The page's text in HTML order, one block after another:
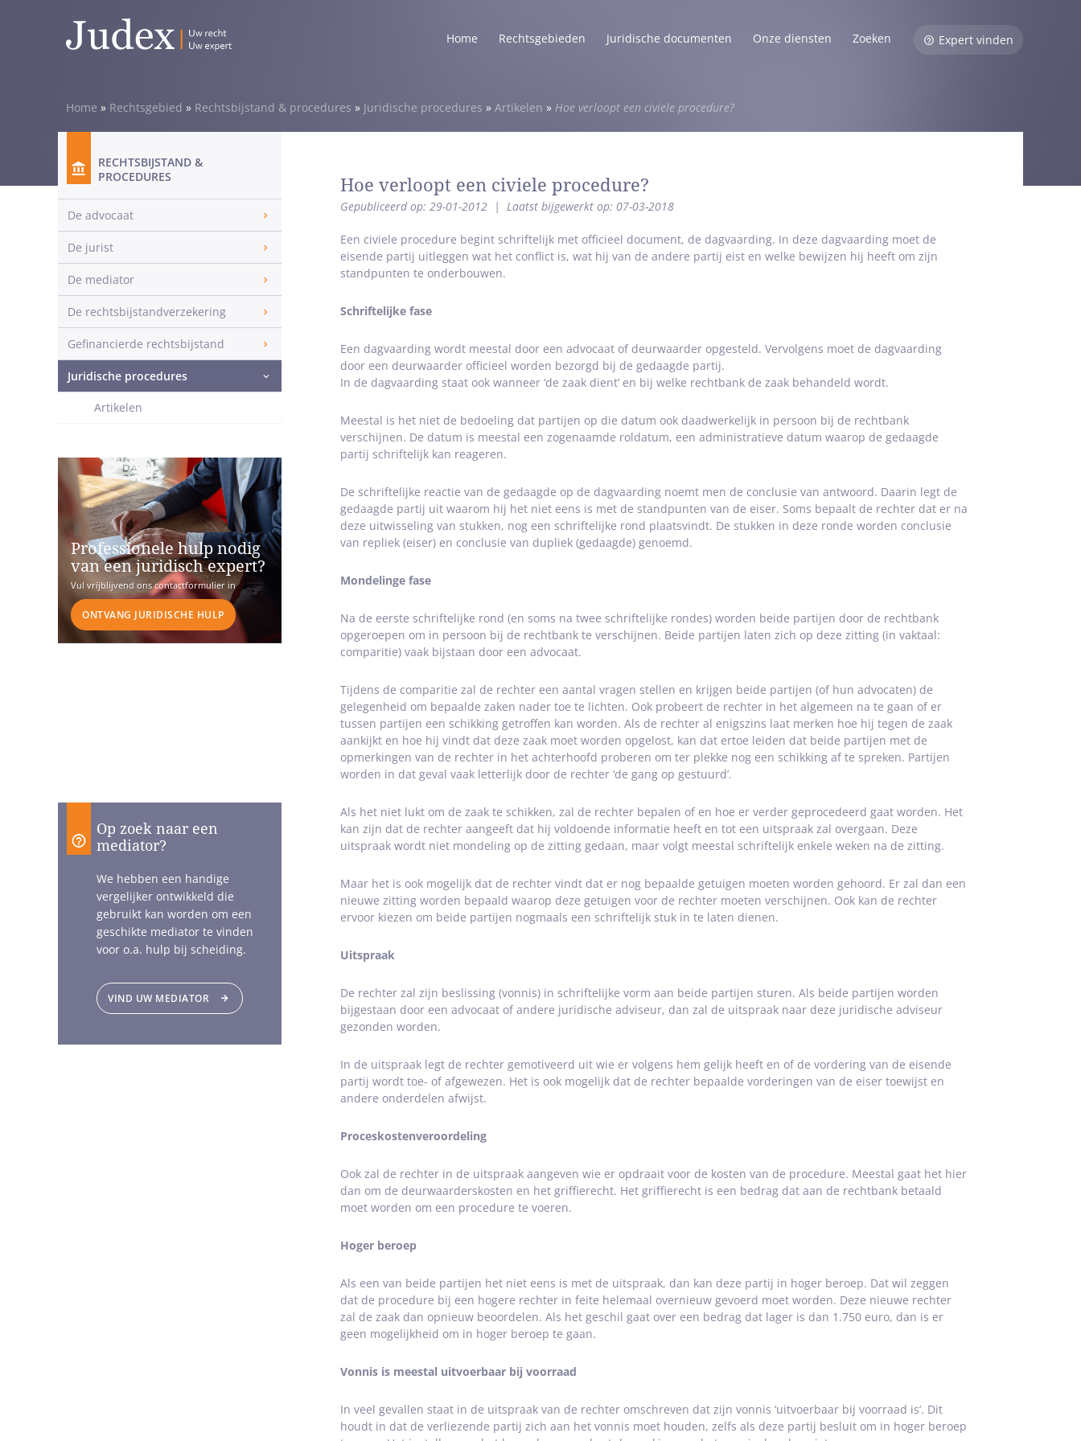
Home Rechtsgebieden Juridische documenten Onze diensten Zoeken Expert vinden
Home » Rechtsgebied » Rechtsbijstand & procedures » Juridische procedures » Artikelen » Hoe verloopt een civiele procedure?
Hoe verloopt een civiele procedure?
Gepubliceerd op: 29-01-2012 | Laatst bijgewerkt op: 07-03-2018
Een civiele procedure begint schriftelijk met officieel document, de dagvaarding. In deze dagvaarding moet de
eisende partij uitleggen wat het conflict is, wat hij van de andere partij eist en welke bewijzen hij heeft om zijn
standpunten te onderbouwen.
Schriftelijke fase
Een dagvaarding wordt meestal door een advocaat of deurwaarder opgesteld. Vervolgens moet de dagvaarding
door een deurwaarder officieel worden bezorgd bij de gedaagde partij.
In de dagvaarding staat ook wanneer ‘de zaak dient’ en bij welke rechtbank de zaak behandeld wordt.
Meestal is het niet de bedoeling dat partijen op die datum ook daadwerkelijk in persoon bij de rechtbank
verschijnen. De datum is meestal een zogenaamde roldatum, een administratieve datum waarop de gedaagde
partij schriftelijk kan reageren.
De schriftelijke reactie van de gedaagde op de dagvaarding noemt men de conclusie van antwoord. Daarin legt de
gedaagde partij uit waarom hij het niet eens is met de standpunten van de eiser. Soms bepaalt de rechter dat er na
deze uitwisseling van stukken, nog een schriftelijke rond plaatsvindt. De stukken in deze ronde worden conclusie
van repliek (eiser) en conclusie van dupliek (gedaagde) genoemd.
Mondelinge fase
Na de eerste schriftelijke rond (en soms na twee schriftelijke rondes) worden beide partijen door de rechtbank
opgeroepen om in persoon bij de rechtbank te verschijnen. Beide partijen laten zich op deze zitting (in vaktaal:
comparitie) vaak bijstaan door een advocaat.
Tijdens de comparitie zal de rechter een aantal vragen stellen en krijgen beide partijen (of hun advocaten) de
gelegenheid om bepaalde zaken nader toe te lichten. Ook probeert de rechter in het algemeen na te gaan of er
tussen partijen een schikking getroffen kan worden. Als de rechter al enigszins laat merken hoe hij tegen de zaak
aankijkt en hoe hij vindt dat deze zaak moet worden opgelost, kan dat ertoe leiden dat beide partijen met de
opmerkingen van de rechter in het achterhoofd proberen om ter plekke nog een schikking af te spreken. Partijen
worden in dat geval vaak letterlijk door de rechter ‘de gang op gestuurd’.
Als het niet lukt om de zaak te schikken, zal de rechter bepalen of en hoe er verder geprocedeerd gaat worden. Het
kan zijn dat de rechter aangeeft dat hij voldoende informatie heeft en tot een uitspraak zal overgaan. Deze
uitspraak wordt niet mondeling op de zitting gedaan, maar volgt meestal schriftelijk enkele weken na de zitting.
Maar het is ook mogelijk dat de rechter vindt dat er nog bepaalde getuigen moeten worden gehoord. Er zal dan een
nieuwe zitting worden bepaald waarop deze getuigen voor de rechter moeten verschijnen. Ook kan de rechter
ervoor kiezen om beide partijen nogmaals een schriftelijk stuk in te laten dienen.
Uitspraak
De rechter zal zijn beslissing (vonnis) in schriftelijke vorm aan beide partijen sturen. Als beide partijen worden
bijgestaan door een advocaat of andere juridische adviseur, dan zal de uitspraak naar deze juridische adviseur
gezonden worden.
In de uitspraak legt de rechter gemotiveerd uit wie er volgens hem gelijk heeft en of de vordering van de eisende
partij wordt toe- of afgewezen. Het is ook mogelijk dat de rechter bepaalde vorderingen van de eiser toewijst en
andere onderdelen afwijst.
Proceskostenveroordeling
Ook zal de rechter in de uitspraak aangeven wie er opdraait voor de kosten van de procedure. Meestal gaat het hier
dan om de deurwaarderskosten en het griffierecht. Het griffierecht is een bedrag dat aan de rechtbank betaald
moet worden om een procedure te voeren.
Hoger beroep
Als een van beide partijen het niet eens is met de uitspraak, dan kan deze partij in hoger beroep. Dat wil zeggen
dat de procedure bij een hogere rechter in feite helemaal overnieuw gevoerd moet worden. Deze nieuwe rechter
zal de zaak dan opnieuw beoordelen. Als het geschil gaat over een bedrag dat lager is dan 1.750 euro, dan is er
geen mogelijkheid om in hoger beroep te gaan.
Vonnis is meestal uitvoerbaar bij voorraad
In veel gevallen staat in de uitspraak van de rechter omschreven dat zijn vonnis ‘uitvoerbaar bij voorraad is’. Dit
houdt in dat de verliezende partij zich aan het vonnis moet houden, zelfs als deze partij besluit om in hoger beroep
RECHTSBIJSTAND &
PROCEDURES
De advocaat
De jurist
De mediator
De rechtsbijstandverzekering
Gefinancierde rechtsbijstand
Juridische procedures
Artikelen
Professionele hulp nodig
van een juridisch expert?
Vul vrijblijvend ons contactformulier in
ONTVANG JURIDISCHE HULP
Op zoek naar een
mediator?
We hebben een handige
vergelijker ontwikkeld die
gebruikt kan worden om een
geschikte mediator te vinden
voor o.a. hulp bij scheiding.
VIND UW MEDIATOR